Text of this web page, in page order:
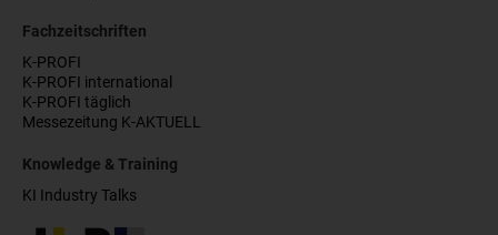
Fachzeitschriften
K-PROFI
K-PROFI international
K-PROFI täglich
Messezeitung K-AKTUELL
Knowledge & Training
KI Industry Talks